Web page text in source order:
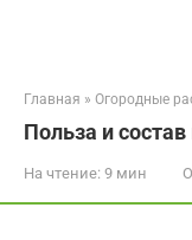
Главная » Огородные
Польза и
На чтение: 9 мин